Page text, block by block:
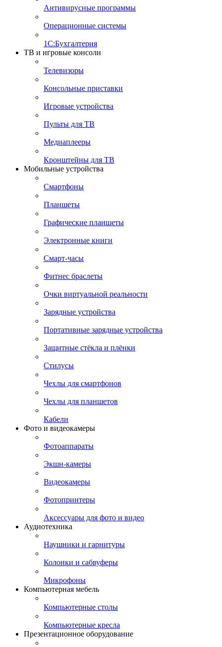
Антивирусные программы
Операционные системы
1С:Бухгалтерия
ТВ и игровые консоли
Телевизоры
Консольные приставки
Игровые устройства
Пульты для ТВ
Медиаплееры
Кронштейны для ТВ
Мобильные устройства
Смартфоны
Планшеты
Графические планшеты
Электронные книги
Смарт-часы
Фитнес браслеты
Очки виртуальной реальности
Зарядные устройства
Портативные зарядные устройства
Защитные стёкла и плёнки
Стилусы
Чехлы для смартфонов
Чехлы для планшетов
Кабели
Фото и видеокамеры
Фотоаппараты
Экшн-камеры
Видеокамеры
Фотопринтеры
Аксессуары для фото и видео
Аудиотехника
Наушники и гарнитуры
Колонки и сабвуферы
Микрофоны
Компьютерная мебель
Компьютерные столы
Компьютерные кресла
Презентационное оборудование